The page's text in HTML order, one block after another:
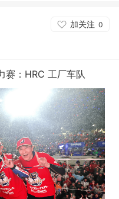
加关注 0
赛：HRC 工厂车队